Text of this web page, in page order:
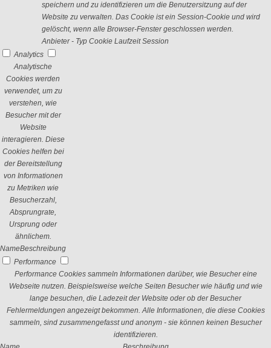
speichern und zu identifizieren um die Benutzersitzung auf der
Website zu verwalten. Das Cookie ist ein Session-Cookie und wird
gelöscht, wenn alle Browser-Fenster geschlossen werden.
Anbieter - Typ Cookie Laufzeit Session
Analytics
Analytische
Cookies werden
verwendet, um zu
verstehen, wie
Besucher mit der
Website
interagieren. Diese
Cookies helfen bei
der Bereitstellung
von Informationen
zu Metriken wie
Besucherzahl,
Absprungrate,
Ursprung oder
ähnlichem.
NameBeschreibung
Performance
Performance Cookies sammeln Informationen darüber, wie Besucher eine
Webseite nutzen. Beispielsweise welche Seiten Besucher wie häufig und wie
lange besuchen, die Ladezeit der Website oder ob der Besucher
Fehlermeldungen angezeigt bekommen. Alle Informationen, die diese Cookies
sammeln, sind zusammengefasst und anonym - sie können keinen Besucher
identifizieren.